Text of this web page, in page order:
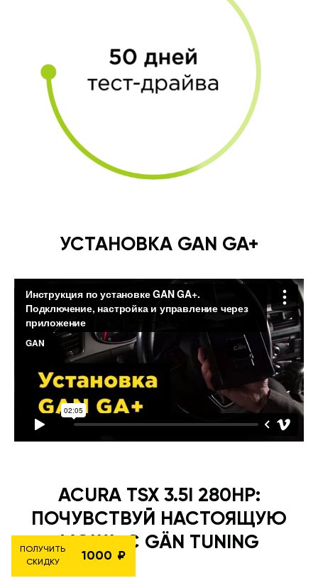
УСТАНОВКА GAN GA+
ACURA TSX 3.5I 280HP:
ПОЧУВСТВУЙ НАСТОЯЩУЮ
МОЩЬ С GÄN TUNING
ПОЛУЧИТЬ
СКИДКУ
1000